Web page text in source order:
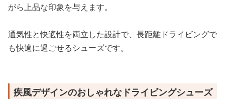
がら上品な印象を与えます。
通気性と快適性を両立した設計で、長距離ドライビングで
も快適に過ごせるシューズです。
疾風デザインのおしゃれなドライビングシューズ